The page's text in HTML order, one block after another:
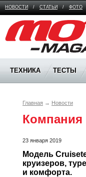
НОВОСТИ / СТАТЬИ / ФОТО
Moto Magazine
ТЕХНИКА ТЕСТЫ
Главная → Новости
Компания
23 января 2019
Модель
круизеров,
и комфорта.